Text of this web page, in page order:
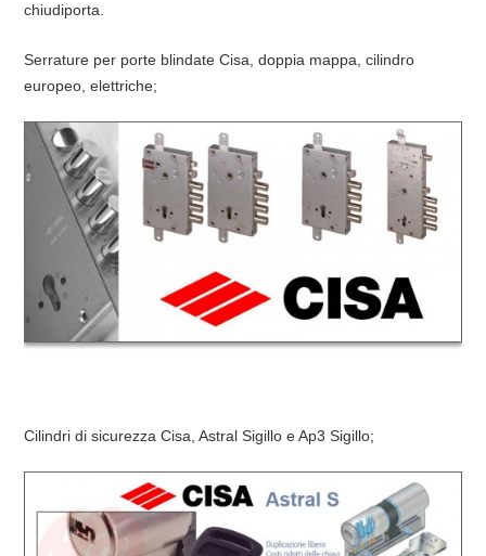
chiudiporta.
Serrature per porte blindate Cisa, doppia mappa, cilindro
europeo, elettriche;
Cilindri di sicurezza Cisa, Astral Sigillo e Ap3 Sigillo;